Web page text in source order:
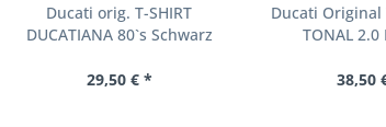
Ducati orig. T-SHIRT
DUCATIANA 80`s Schwarz
29,50 € *
Ducati Original
TONAL
38,50